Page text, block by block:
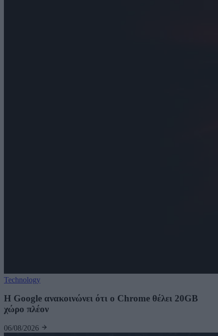
Technology
Η Google ανακοινώνει ότι ο Chrome θέλει 20GB
χώρο πλέον
06/08/2026